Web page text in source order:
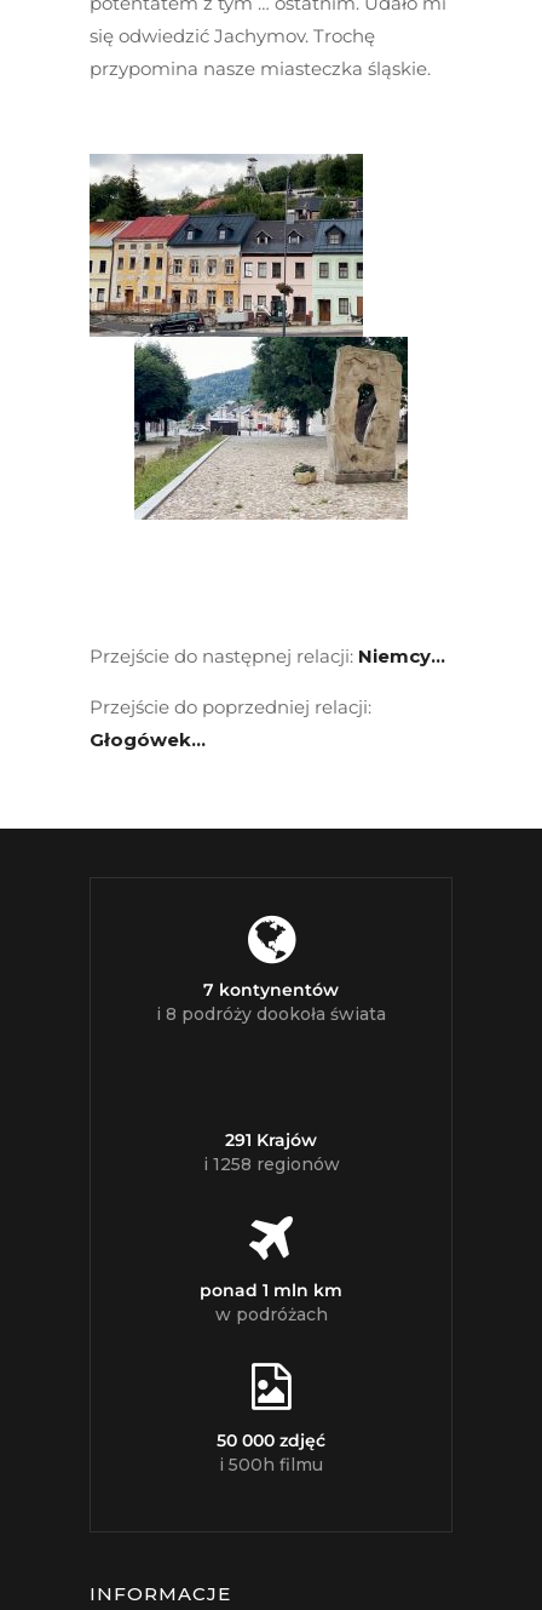
się odwiedzić Jachymov. Trochę
przypomina nasze miasteczka śląskie.
Przejście do następnej relacji: Niemcy…
Przejście do poprzedniej relacji:
Głogówek…
7 kontynentów
i 8 podróży dookoła świata
291 Krajów
i 1258 regionów
ponad 1 mln km
w podróżach
50 000 zdjęć
i 500h filmu
INFORMACJE